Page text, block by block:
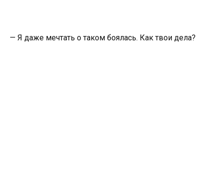
— Я даже мечтать о таком боялась. Как твои дела?